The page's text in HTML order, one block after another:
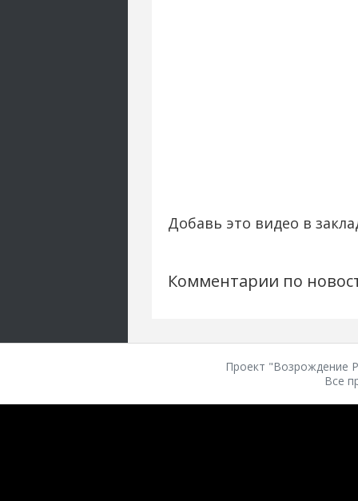
Добавь это видео в
Комментарии по
Проект "Возрождение
Все